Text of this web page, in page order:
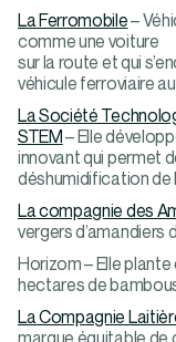
La Ferromobile–
comme une voiture
sur la route et qui
véhicule ferroviaire
La Société
STEM– Elle
innovant qui permet
déshumidification de
La compagnie des
vergers d’amandiers
Horizom – Elle
hectares de
La Compagnie
marque équitable de